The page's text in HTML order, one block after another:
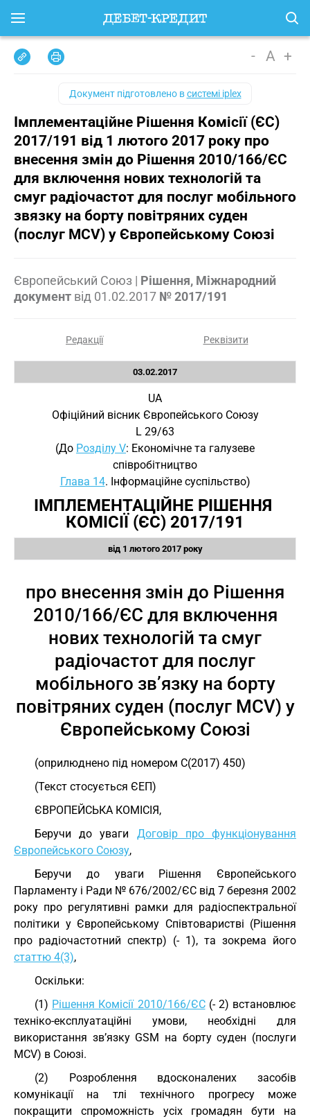
- A +
Документ підготовлено всистемі iplex
Імплементаційне Рішення Комісії (ЄС)
2017/191 від 1 лютого 2017 року про
внесення змін до Рішення 2010/166/ЄС
для включення нових технологій та
смуг радіочастот для послуг мобільного
звязку на борту повітряних суден
(послуг MCV) у Європейському Союзі
Європейський Союз | Рішення, Міжнародний
документ від 01.02.2017 № 2017/191
Редакції Реквізити
03.02.2017
UA
Офіційний вісник Європейського Союзу
L 29/63
(До Розділу V: Економічне та галузеве
співробітництво
Глава 14. Інформаційне суспільство)
ІМПЛЕМЕНТАЦІЙНЕ РІШЕННЯ
КОМІСІЇ (ЄС) 2017/191
від 1 лютого 2017 року
про внесення змін до Рішення
2010/166/ЄС для включення
нових технологій та смуг
радіочастот для послуг
мобільного зв’язку на борту
повітряних суден (послуг MCV) у
Європейському Союзі
(оприлюднено під номером C(2017) 450)
(Текст стосується ЄЕП)
ЄВРОПЕЙСЬКА КОМІСІЯ,
Беручи до уваги Договір про функціонування
Європейського Союзу,
Беручи до уваги Рішення Європейського
Парламенту і Ради № 676/2002/ЄС від 7 березня 2002
року про регулятивні рамки для радіоспектральної
політики у Європейському Співтоваристві (Рішення
про радіочастотний спектр) (- 1), та зокрема його
статтю 4(3),
Оскільки:
(1) Рішення Комісії 2010/166/ЄС(- 2) встановлює
техніко-експлуатаційні умови, необхідні для
використання зв’язку GSM на борту суден (послуги
MCV) в Союзі.
(2) Розроблення вдосконалених засобів
комунікації на тлі технічного прогресу може
покращити спроможність усіх громадян бути на